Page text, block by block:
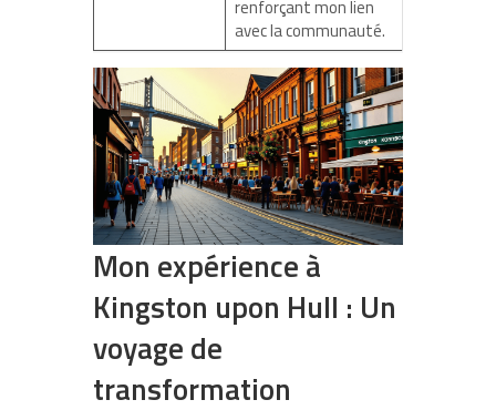
renforçant mon lien
avec la communauté.
Mon expérience à
Kingston upon Hull : Un
voyage de
transformation